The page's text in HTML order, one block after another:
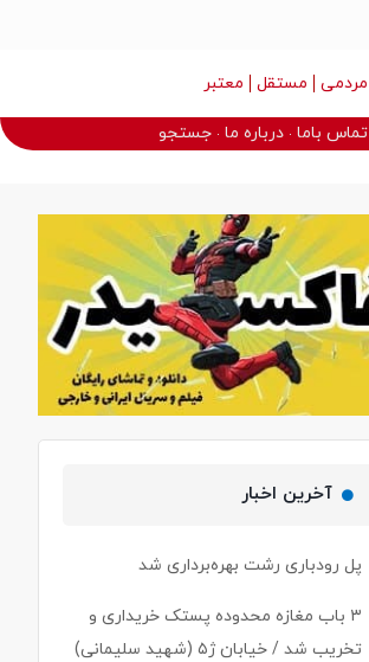
مردمی مستقل معتبر
تماس باما درباره ما جستجو
آخرین اخبار
پل رودباری رشت بهره‌برداری شد
۳ باب مغازه محدوده پستک خریداری و
تخریب شد / خیابان ژ۵ (شهید سلیمانی)